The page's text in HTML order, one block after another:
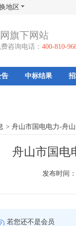
地区
旗下网站
咨询电话： 400-810-
告 中标结果
> 舟山市国电电力-舟
舟山市国电
发布时间：
若您还不是会员